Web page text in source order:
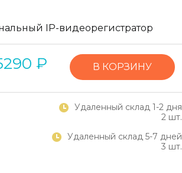
IP-видеорегистратор
₽ В КОРЗИНУ
Удаленный склад 1-2 дня
2 шт.
Удаленный склад 5-7 дней
3 шт.